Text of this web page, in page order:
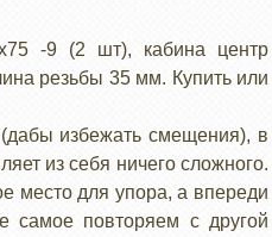
-9 (2 шт), кабина центр
резьбы 35 мм. Купить или
избежать смещения), в
из себя ничего сложного.
место для упора, а впереди
самое повторяем с другой